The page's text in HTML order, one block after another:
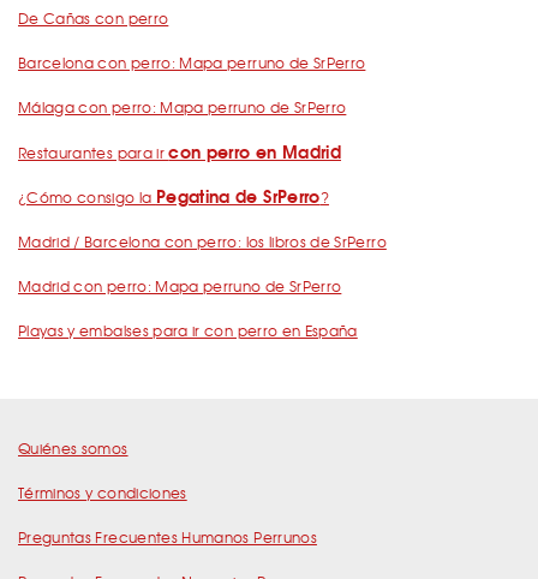
De Cañas con perro
Barcelona con perro: Mapa perruno de SrPerro
Málaga con perro: Mapa perruno de SrPerro
Restaurantes para ircon perro en Madrid
¿Cómo consigo la Pegatina de SrPerro?
Madrid / Barcelona con perro: los libros de SrPerro
Madrid con perro: Mapa perruno de SrPerro
Playas y embalses para ir con perro en España
Quiénes somos
Términos y condiciones
Preguntas Frecuentes Humanos Perrunos